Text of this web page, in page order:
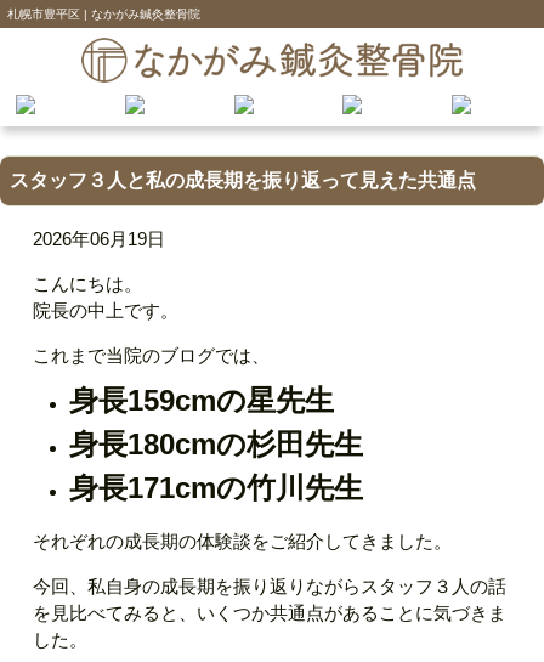
札幌市豊平区 | なかがみ鍼灸整骨院
スタッフ３人と私の成長期を振り返って見えた共通点
2026年06月19日
こんにちは。
院長の中上です。
これまで当院のブログでは、
身長159cmの星先生
身長180cmの杉田先生
身長171cmの竹川先生
それぞれの成長期の体験談をご紹介してきました。
今回、私自身の成長期を振り返りながらスタッフ３人の話
を見比べてみると、いくつか共通点があることに気づきま
した。